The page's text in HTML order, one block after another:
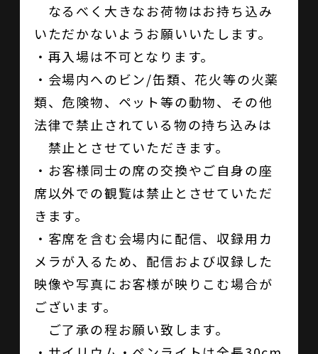
なるべく大きなお荷物はお持ち込み
いただかないようお願いいたします。
・再入場は不可となります。
・会場内へのビン/缶類、花火等の火薬
類、危険物、ペット等の動物、その他
法律で禁止されている物の持ち込みは
禁止とさせていただきます。
・お客様同士の席の交換やご自身の座
席以外での観覧は禁止とさせていただ
きます。
・客席を含む会場内に配信、収録用カ
メラが入るため、配信および収録した
映像や写真にお客様が映りこむ場合が
ございます。
ご了承の程お願い致します。